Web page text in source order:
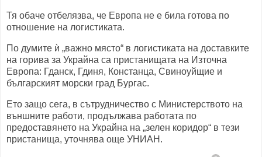
Тя обаче отбелязва, че Европа не е била готова по
отношение на логистиката.
По думите ѝ „важно място“ в логистиката на доставките
на горива за Украйна са пристанищата на Източна
Европа: Гданск, Гдиня, Констанца, Свиноуйщие и
българският морски град Бургас.
Ето защо сега, в сътрудничество с Министерството на
външните работи, продължава работата по
предоставянето на Украйна на „зелен коридор“ в тези
пристанища, уточнява още УНИАН.